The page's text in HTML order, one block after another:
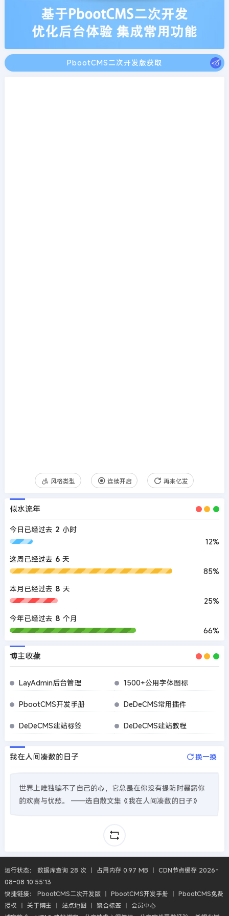
PbootCMS二次开发版获取
风格类型 连续开启 再来亿发
似水流年
今日已经过去 2 小时
12%
这周已经过去 6 天
85%
本月已经过去 8 天
25%
今年已经过去 8 个月
66%
博主收藏
LayAdmin后台管理 1500+公用字体图标
PbootCMS开发手册 DeDeCMS常用插件
DeDeCMS建站标签 DeDeCMS建站教程
我在人间凑数的日子 换一换
世界上唯独骗不了自己的心，它总是在你没有提防时暴露你
的欢喜与忧愁。 ——选自散文集《我在人间凑数的日子》
运行状态： 数据库查询 28 次 丨 占用内存 0.97 MB 丨 CDN节点缓存 2026-
08-08 10:55:13
快捷链接： PbootCMS二次开发版丨 PbootCMS开发手册 丨 PbootCMS免费
授权 丨 关于博主 丨 站点地图丨 聚合标签丨 会员中心